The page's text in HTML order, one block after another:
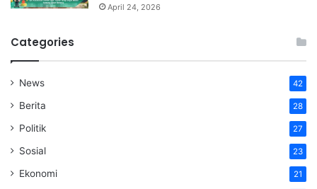
April 24, 2026
Categories
News 42
Berita 28
Politik 27
Sosial 23
Ekonomi 21